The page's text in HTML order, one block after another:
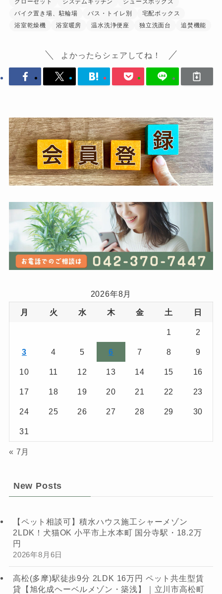
クローゼット システムキッチン
シューズボックス
バイク置き場、駐輪場
バス・トイレ別
宅配ボックス
浴室乾燥機
浴室暖房 温水洗浄便座 独立洗面台 追焚機能
よかったらシェアしてね！
2026年8月
月 火 水 木 金 土 日
1 2
3 4 5 6 7 8 9
10 11 12 13 14 15 16
17 18 19 20 21 22 23
24 25 26 27 28 29 30
31
« 7月
New Posts
【ペット相談可】積水ハウス施工シャーメゾン
2LDK！犬猫OK 小平市上水本町 国分寺駅・18.2万
円
2026年8月6日
高松(多摩)駅徒歩9分 2LDK 16万円 ペット共生型賃
貸【旭化成ヘーベルメゾン・築浅】｜立川市高松町